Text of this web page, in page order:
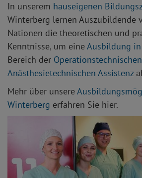
In unserem hauseigenen
Winterberg lernen Auszubildende
Nationen die theoretischen und
Kenntnisse, um eineAusbildung
Bereich der Operationstechnischen
Anästhesietechnischen Assistenz
Mehr über unsere
Winterberg erfahren Sie hier.